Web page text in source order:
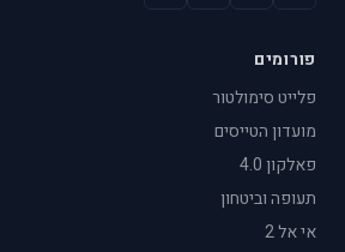
פורומים
פלייט סימולטור
מועדון הטייסים
פאלקון 4.0
תעופה וביטחון
אי אל 2